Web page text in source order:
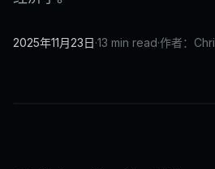
2025年11月23日·13 min read·作者：